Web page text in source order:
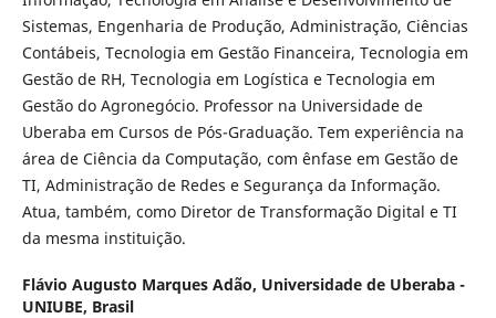
Sistemas, Engenharia de Produção, Administração, Ciências
Contábeis, Tecnologia em Gestão Financeira, Tecnologia em
Gestão de RH, Tecnologia em Logística e Tecnologia em
Gestão do Agronegócio. Professor na Universidade de
Uberaba em Cursos de Pós-Graduação. Tem experiência na
área de Ciência da Computação, com ênfase em Gestão de
TI, Administração de Redes e Segurança da Informação.
Atua, também, como Diretor de Transformação Digital e TI
da mesma instituição.
Flávio Augusto Marques Adão, Universidade de Uberaba -
UNIUBE, Brasil